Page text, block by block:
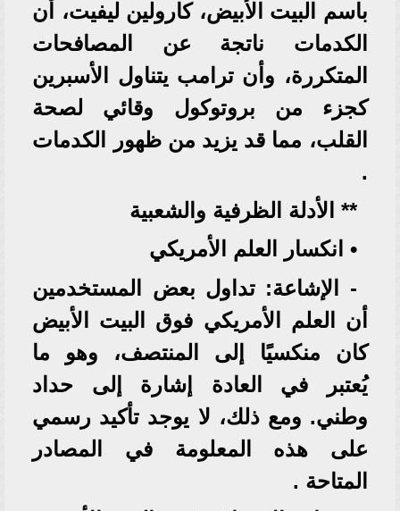
باسم البيت الأبيض، كارولين ليفيت، أن
الكدمات ناتجة عن المصافحات
المتكررة، وأن ترامب يتناول الأسبرين
كجزء من بروتوكول وقائي لصحة
القلب، مما قد يزيد من ظهور الكدمات
.
** الأدلة الظرفية والشعبية
• انكسار العلم الأمريكي
- الإشاعة: تداول بعض المستخدمين
أن العلم الأمريكي فوق البيت الأبيض
كان منكسيًا إلى المنتصف، وهو ما
يُعتبر في العادة إشارة إلى حداد
وطني. ومع ذلك، لا يوجد تأكيد رسمي
على هذه المعلومة في المصادر
المتاحة .